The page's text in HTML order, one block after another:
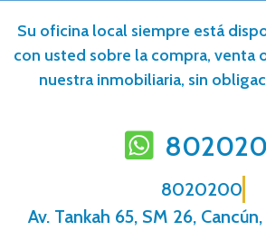
Su oficina local siempre está
con usted sobre la compra, venta
nuestra inmobiliaria, sin
8020200
Av. Tankah 65, SM 26,